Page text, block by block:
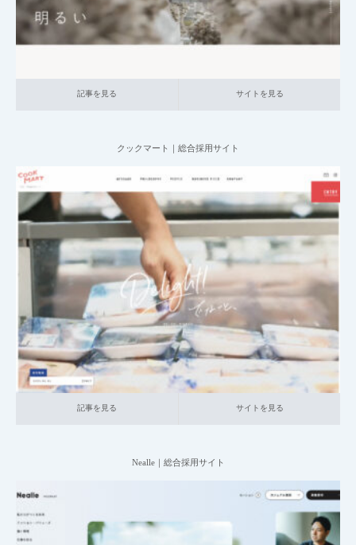
記事を見る サイトを見る
クックマート｜総合採用サイト
2025.07.09
004_総合採用サイト 023_小売・サービス関連 中小企業の採用サイト
本社が地方の企業
記事を見る サイトを見る
記事を見る サイトを見る
Nealle｜総合採用サイト